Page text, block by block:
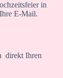
in
E-Mail.
direkt Ihren